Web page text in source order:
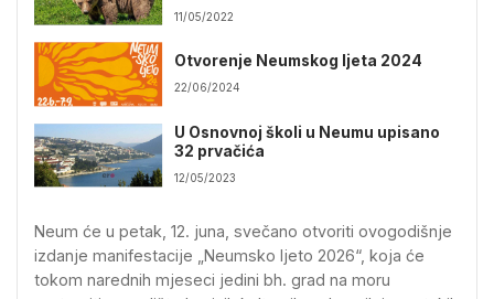
11/05/2022
Otvorenje Neumskog ljeta 2024
22/06/2024
U Osnovnoj školi u Neumu upisano
32 prvačića
12/05/2023
Neum će u petak, 12. juna, svečano otvoriti ovogodišnje
izdanje manifestacije „Neumsko ljeto 2026“, koja će
tokom narednih mjeseci jedini bh. grad na moru